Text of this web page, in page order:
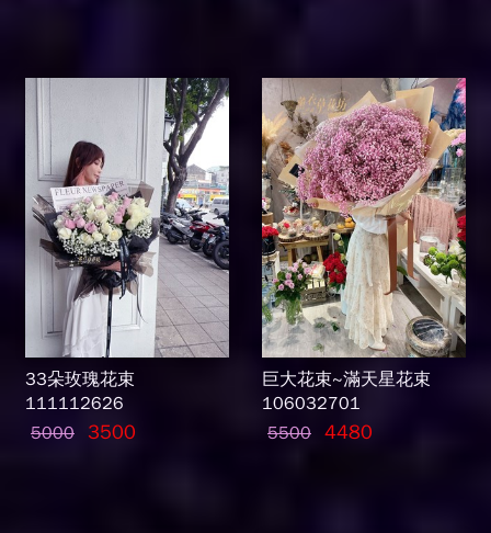
33朵玫瑰花束
111112626
5000
3500
巨大花束~滿天星花束
106032701
5500 4480